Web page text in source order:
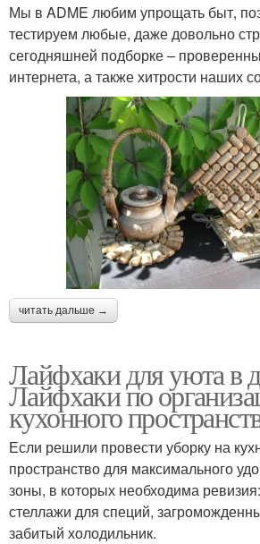
Мы в ADME любим упрощать быт,
тестируем любые, даже довольно
сегодняшней подборке –
интернета, а также хитрости наших
читать дальше →
Лайфхаки для уюта в
Лайфхаки по
кухонного
Если решили провести уборку на
пространство для максимального
зоны, в которых необходима
стеллажи для специй,
забитый холодильник.